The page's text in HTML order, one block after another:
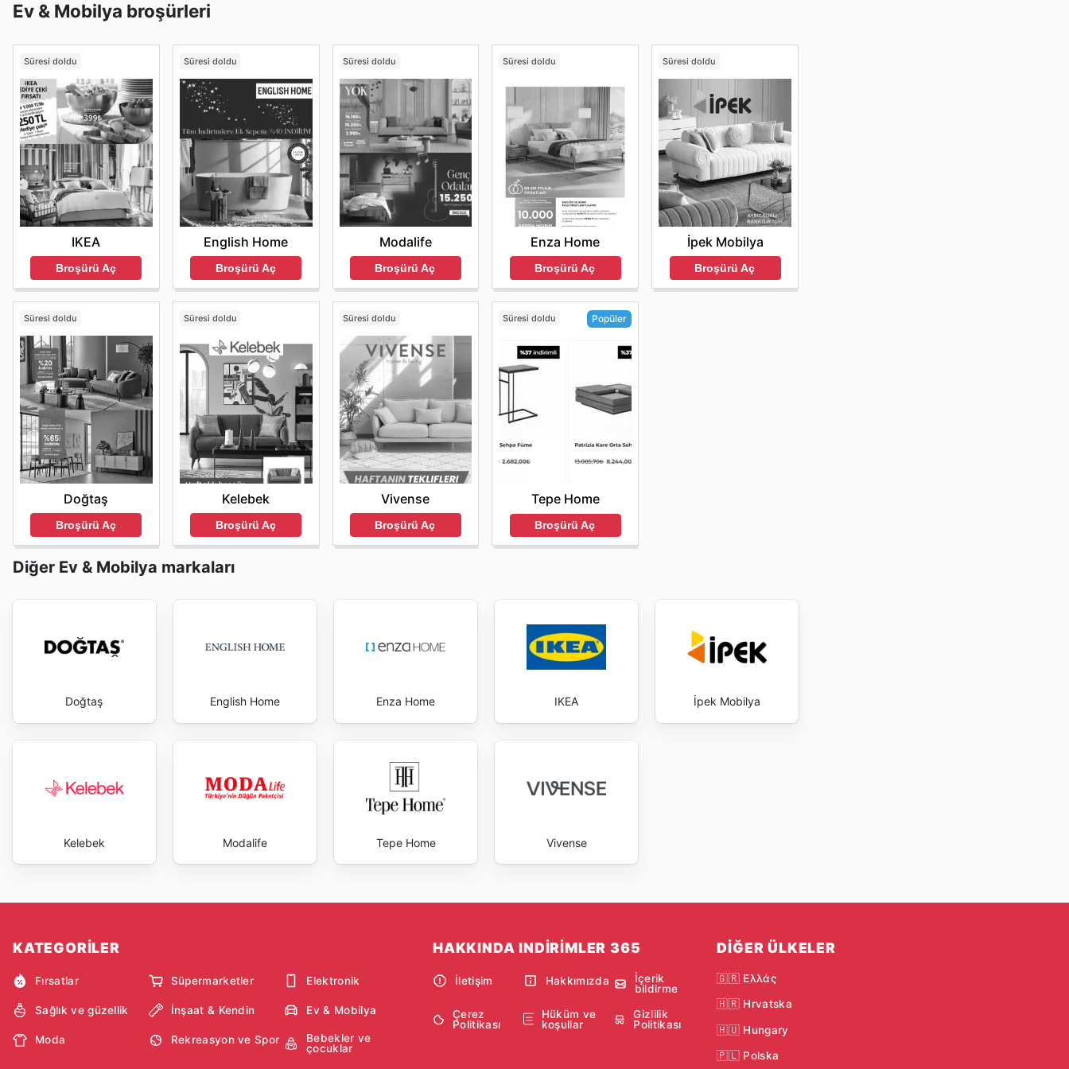
dijital banka cüzdanları bulunmaktadır.
Ev & Mobilya broşürleri
Süresi doldu
IKEA
Broşürü Aç
Süresi doldu
English Home
Broşürü Aç
Süresi doldu
Modalife
Broşürü Aç
Süresi doldu
Enza Home
Broşürü Aç
Süresi doldu
İpek Mobilya
Broşürü Aç
Süresi doldu
Doğtaş
Broşürü Aç
Süresi doldu
Kelebek
Broşürü Aç
Süresi doldu
Vivense
Broşürü Aç
Süresi doldu Popüler
Tepe Home
Broşürü Aç
Diğer Ev & Mobilya markaları
Doğtaş English Home Enza Home IKEA İpek Mobilya
Kelebek Modalife Tepe Home Vivense
KATEGORİLER
Fırsatlar Süpermarketler Elektronik
Sağlık ve güzellik İnşaat & Kendin Ev & Mobilya
Moda Rekreasyon ve Spor
Bebekler ve
çocuklar
HAKKINDA INDIRIMLER 365
İletişim Hakkımızda
İçerik
bildirme
Çerez
Politikası
Hüküm ve
koşullar
Gizlilik
Politikası
DIĞER ÜLKELER
🇬🇷 Ελλάς
🇭🇷 Hrvatska
🇭🇺 Hungary
🇵🇱 Polska